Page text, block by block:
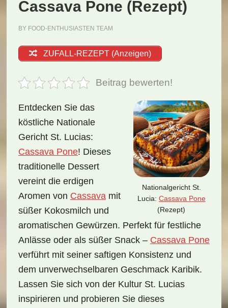
Cassava Pone (Rezept)
BY FOOD-ENTHUSIASTEN TEAM
ZUFALL-REZEPT (Anzeigen)
Beitrag bewerten!
Nationalgericht St.
Lucia: Cassava Pone
(Rezept)
Entdecken Sie das
köstliche Nationale
Gericht St. Lucias:
Cassava Pone! Dieses
traditionelle Dessert
vereint die erdigen
Aromen von Cassavamit
süßer Kokosmilch und
aromatischen Gewürzen. Perfekt für festliche
Anlässe oder als süßer Snack – Cassava Pone
verführt mit seiner saftigen Konsistenz und
dem unverwechselbaren Geschmack Karibik.
Lassen Sie sich von der Kultur St. Lucias
inspirieren und probieren Sie dieses